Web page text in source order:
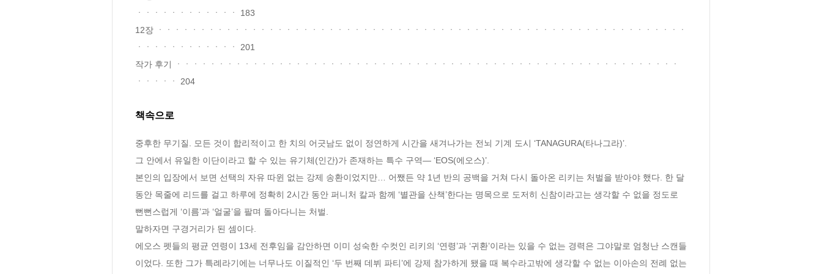
ㆍㆍㆍㆍㆍㆍㆍㆍㆍㆍㆍㆍ 183
12장 ㆍㆍㆍㆍㆍㆍㆍㆍㆍㆍㆍㆍㆍㆍㆍㆍㆍㆍㆍㆍㆍㆍㆍㆍㆍㆍㆍㆍㆍㆍㆍㆍㆍㆍㆍㆍㆍㆍㆍㆍㆍㆍㆍㆍㆍㆍㆍㆍㆍㆍㆍㆍㆍㆍㆍㆍㆍㆍㆍㆍㆍㆍ
ㆍㆍㆍㆍㆍㆍㆍㆍㆍㆍㆍㆍ 201
작가 후기 ㆍㆍㆍㆍㆍㆍㆍㆍㆍㆍㆍㆍㆍㆍㆍㆍㆍㆍㆍㆍㆍㆍㆍㆍㆍㆍㆍㆍㆍㆍㆍㆍㆍㆍㆍㆍㆍㆍㆍㆍㆍㆍㆍㆍㆍㆍㆍㆍㆍㆍㆍㆍㆍㆍㆍㆍㆍㆍㆍ
ㆍㆍㆍㆍㆍ 204
책속으로
중후한 무기질. 모든 것이 합리적이고 한 치의 어긋남도 없이 정연하게 시간을 새겨나가는 전뇌 기계 도시 ‘TANAGURA(타나그라)’.
그 안에서 유일한 이단이라고 할 수 있는 유기체(인간)가 존재하는 특수 구역― ‘EOS(에오스)’.
본인의 입장에서 보면 선택의 자유 따윈 없는 강제 송환이었지만… 어쨌든 약 1년 반의 공백을 거쳐 다시 돌아온 리키는 처벌을 받아야 했다. 한 달
동안 목줄에 리드를 걸고 하루에 정확히 2시간 동안 퍼니처 칼과 함께 ‘별관을 산책’한다는 명목으로 도저히 신참이라고는 생각할 수 없을 정도로
뻔뻔스럽게 ‘이름’과 ‘얼굴’을 팔며 돌아다니는 처벌.
말하자면 구경거리가 된 셈이다.
에오스 펫들의 평균 연령이 13세 전후임을 감안하면 이미 성숙한 수컷인 리키의 ‘연령’과 ‘귀환’이라는 있을 수 없는 경력은 그야말로 엄청난 스캔들
이었다. 또한 그가 특례라기에는 너무나도 이질적인 ‘두 번째 데뷔 파티’에 강제 참가하게 됐을 때 복수라고밖에 생각할 수 없는 이아손의 전례 없는